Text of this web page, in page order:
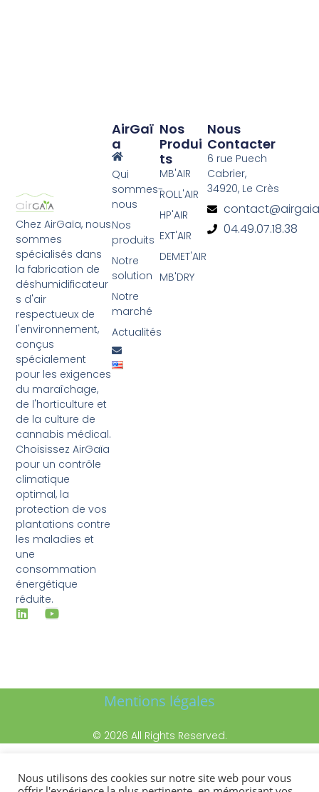
Chez AirGaïa, nous
sommes
spécialisés dans
la fabrication de
déshumidificateur
s d'air
respectueux de
l'environnement,
conçus
spécialement
pour les exigences
du maraîchage,
de l'horticulture et
de la culture de
cannabis médical.
Choisissez AirGaïa
pour un contrôle
climatique
optimal, la
protection de vos
plantations contre
les maladies et
une
consommation
énergétique
réduite.
Nos
Produi
Ts
MB'AIR
ROLL'AIR
HP'AIR
EXT'AIR
DEMET'AIR
MB'DRY
AirGaï
A
Qui
sommes-
nous
Nos
produits
Notre
solution
Notre
marché
Actualités
Nous
Contacter
6 rue Puech
Cabrier,
34920, Le Crès
04.49.07.18.38
Mentions légales
© 2026 All Rights Reserved.
Nous utilisons des cookies sur notre site web pour vous